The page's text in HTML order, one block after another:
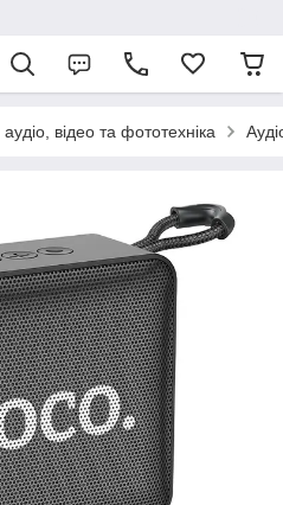
відео та фототехніка